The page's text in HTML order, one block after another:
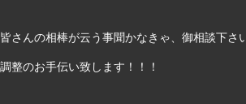
皆さんの相棒が云う事聞かなきゃ、御相談下さ
調整のお手伝い致します！！！